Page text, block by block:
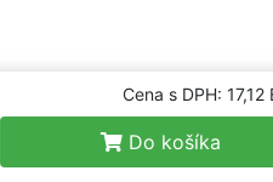
Cena s DPH: 17,12
Do košíka